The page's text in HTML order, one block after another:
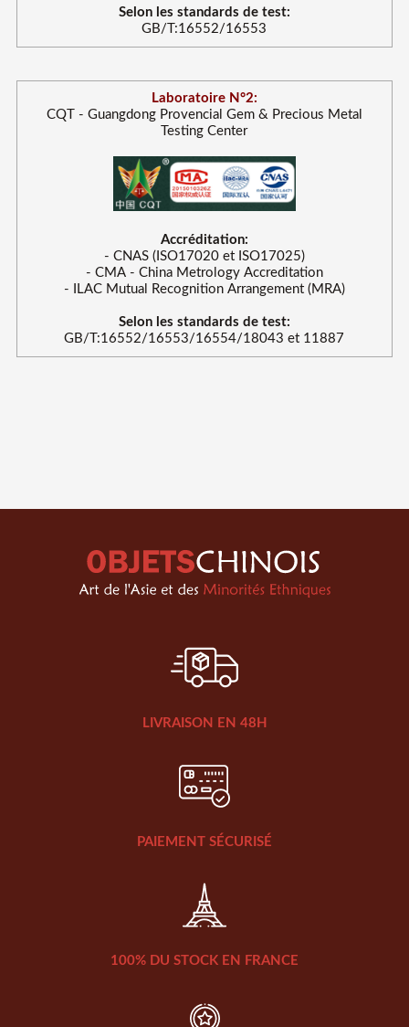
Selon les standards de test:
GB/T:16552/16553
Laboratoire N°2:
CQT - Guangdong Provencial Gem & Precious Metal
Testing Center
Accréditation:
- CNAS (ISO17020 et ISO17025)
- CMA - China Metrology Accreditation
- ILAC Mutual Recognition Arrangement (MRA)
Selon les standards de test:
GB/T:16552/16553/16554/18043 et 11887
LIVRAISON EN 48H
PAIEMENT SÉCURISÉ
100% DU STOCK EN FRANCE